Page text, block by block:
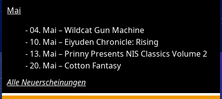
Mai
04. Mai – Wildcat Gun Machine
10. Mai – Eiyuden Chronicle: Rising
13. Mai – Prinny Presents NIS Classics Volume 2
20. Mai – Cotton Fantasy
Alle Neuerscheinungen